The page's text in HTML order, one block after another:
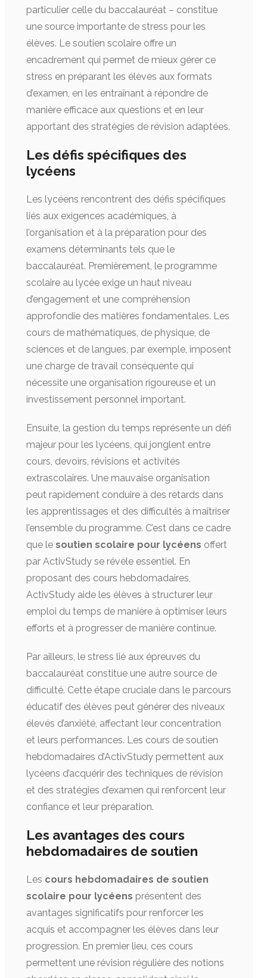
particulier celle du baccalauréat – constitue
une source importante de stress pour les
élèves. Le soutien scolaire offre un
encadrement qui permet de mieux gérer ce
stress en préparant les élèves aux formats
d’examen, en les entraînant à répondre de
manière efficace aux questions et en leur
apportant des stratégies de révision adaptées.
Les défis spécifiques des
lycéens
Les lycéens rencontrent des défis spécifiques
liés aux exigences académiques, à
l’organisation et à la préparation pour des
examens déterminants tels que le
baccalauréat. Premièrement, le programme
scolaire au lycée exige un haut niveau
d’engagement et une compréhension
approfondie des matières fondamentales. Les
cours de mathématiques, de physique, de
sciences et de langues, par exemple, imposent
une charge de travail conséquente qui
nécessite une organisation rigoureuse et un
investissement personnel important.
Ensuite, la gestion du temps représente un défi
majeur pour les lycéens, qui jonglent entre
cours, devoirs, révisions et activités
extrascolaires. Une mauvaise organisation
peut rapidement conduire à des retards dans
les apprentissages et des difficultés à maîtriser
l’ensemble du programme. C’est dans ce cadre
que le soutien scolaire pour lycéens offert
par ActivStudy se révèle essentiel. En
proposant des cours hebdomadaires,
ActivStudy aide les élèves à structurer leur
emploi du temps de manière à optimiser leurs
efforts et à progresser de manière continue.
Par ailleurs, le stress lié aux épreuves du
baccalauréat constitue une autre source de
difficulté. Cette étape cruciale dans le parcours
éducatif des élèves peut générer des niveaux
élevés d’anxiété, affectant leur concentration
et leurs performances. Les cours de soutien
hebdomadaires d’ActivStudy permettent aux
lycéens d’acquérir des techniques de révision
et des stratégies d’examen qui renforcent leur
confiance et leur préparation.
Les avantages des cours
hebdomadaires de soutien
Les cours hebdomadaires de soutien
scolaire pour lycéens présentent des
avantages significatifs pour renforcer les
acquis et accompagner les élèves dans leur
progression. En premier lieu, ces cours
permettent une révision régulière des notions